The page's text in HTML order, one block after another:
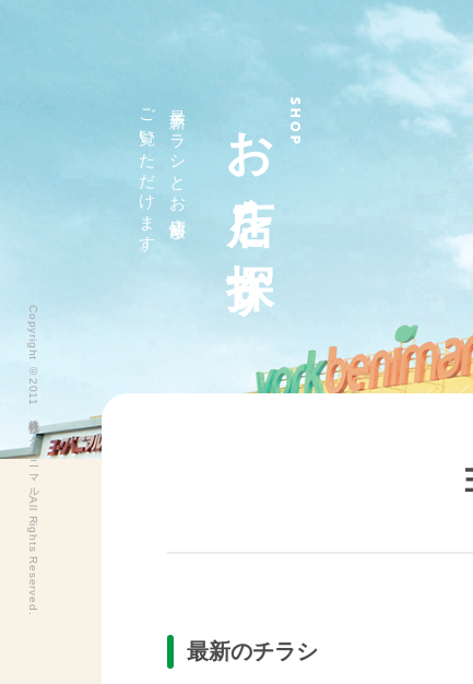
SHOP
お店を探す
最新チラシとお店情報が
ご覧いただけます。
最新のチラシ
Copyright ©2011 株式会社ヨークベニマル All Rights Reserved.